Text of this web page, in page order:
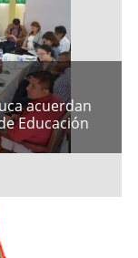
acuerdan
Educación